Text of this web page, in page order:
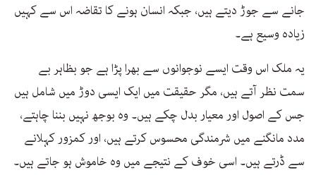
جانے سے جوڑ دیتے ہیں، جبکہ انسان ہونے کا تقاضہ اس سے کہیں
زیادہ وسیع ہے۔
یہ ملک اس وقت ایسے نوجوانوں سے بھرا پڑا ہے جو بظاہر بے
سمت نظر آتے ہیں، مگر حقیقت میں ایک ایسی دوڑ میں شامل ہیں
جس کے اصول اور معیار بدل چکے ہیں۔ وہ بوجھ نہیں بننا چاہتے،
مدد مانگنے میں شرمندگی محسوس کرتے ہیں، اور کمزور کہلانے
سے ڈرتے ہیں۔ اسی خوف کے نتیجے میں وہ خاموش ہو جاتے ہیں۔